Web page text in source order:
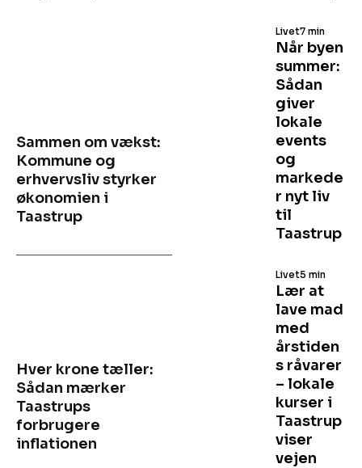
Sammen om vækst:
Kommune og
erhvervsliv styrker
økonomien i
Taastrup
Hver krone tæller:
Sådan mærker
Taastrups
forbrugere
inflationen
Når byen
summer:
Sådan
giver
lokale
events
og
markede
r nyt liv
til
Taastrup
Livet7 min
Lær at
lave mad
med
årstiden
s råvarer
– lokale
kurser i
Taastrup
viser
vejen
Livet5 min